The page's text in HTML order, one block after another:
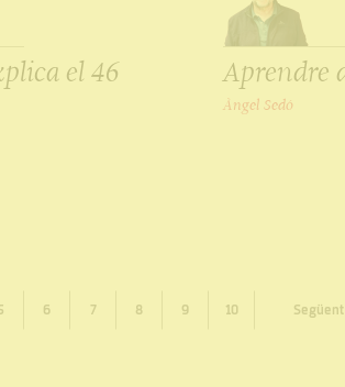
el 46 Aprendre
Àngel Sedó
6 7 8 9 10 Següent